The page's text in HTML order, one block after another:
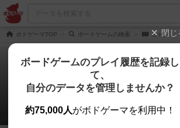
ボドゲーマTOP ボードゲームの検索 ヒャノ
ヒャノ
0件の動画
閉じ
ボードゲームのプレイ履歴を記録し
て、
自分のデータを管理しませんか？
約75,000人がボドゲーマを利用中！